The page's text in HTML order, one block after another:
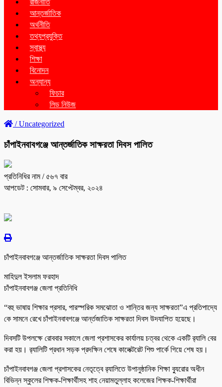
রাজনীতি
আন্তর্জাতিক
অর্থনীতি
তথ্যপ্রযুক্তি
স্বাস্থ্য
শিক্ষা
বিনোদন
অন্যান্য
ফিচার
লিড নিউজ
/Uncategorized
চাঁপাইনবাবগঞ্জে আন্তর্জাতিক সাক্ষরতা দিবস পালিত
প্রতিনিধির নাম/ ৫৬৭ বার
আপডেট : সোমবার, ৯ সেপ্টেম্বর, ২০২৪
চাঁপাইনবাবগঞ্জে আন্তর্জাতিক সাক্ষরতা দিবস পালিত
মাহিদুল ইসলাম ফরহাদ
চাঁপাইনবাবগঞ্জ জেলা প্রতিনিধি
“বহু ভাষায় শিক্ষার প্রসার, পারস্পরিক সমঝোতা ও শান্তির জন্য সাক্ষরতা”এ প্রতিপাদ্যে
কে সামনে রেখে চাঁপাইনবাবগঞ্জে আর্ন্তজাতিক সাক্ষরতা দিবস উদযাপিত হয়েছে।
দিবসটি উপলক্ষে রোববার সকালে জেলা প্রশাসকের কার্যালয় চত্বর থেকে একটি র‌্যালি বের
করা হয়। র‌্যালিটি প্রধান সড়ক প্রদক্ষিন শেষে কালেক্টরেট শিশু পার্কে গিয়ে শেষ হয়।
চাঁপাইনবাবগঞ্জ জেলা প্রশাসকের নেতৃত্বে র‌্যালিতে উপানুষ্ঠানিক শিক্ষা ব্যুরোর অধীন
বিভিন্ন স্কুলের শিক্ষক-শিক্ষার্থীসহ শাহ নেয়ামতুল্লাহ কলেজের শিক্ষক-শিক্ষার্থীরা